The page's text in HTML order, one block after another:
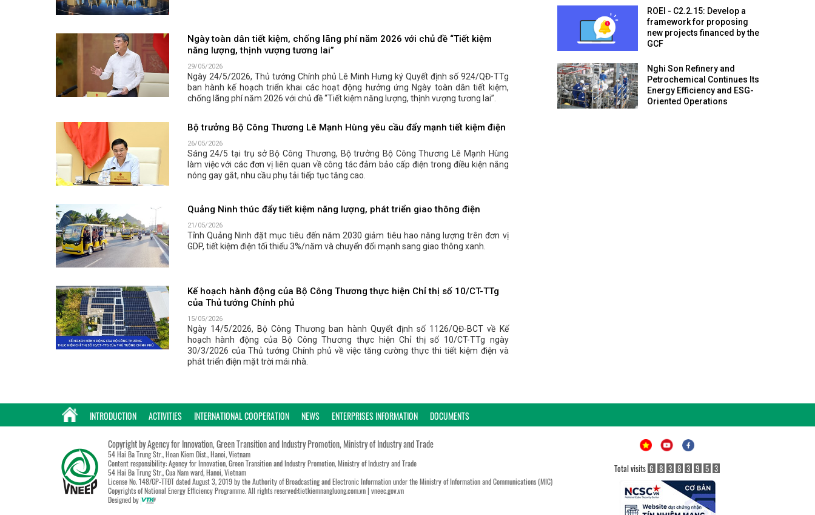
Ngày toàn dân tiết kiệm, chống lãng phí năm 2026 với chủ đề “Tiết kiệm
năng lượng, thịnh vượng tương lai”
29/05/2026
Ngày 24/5/2026, Thủ tướng Chính phủ Lê Minh Hưng ký Quyết định số 924/QĐ-TTg
ban hành kế hoạch triển khai các hoạt động hưởng ứng Ngày toàn dân tiết kiệm,
chống lãng phí năm 2026 với chủ đề “Tiết kiệm năng lượng, thịnh vượng tương lai”.
Bộ trưởng Bộ Công Thương Lê Mạnh Hùng yêu cầu đẩy mạnh tiết kiệm điện
26/05/2026
Sáng 24/5 tại trụ sở Bộ Công Thương, Bộ trưởng Bộ Công Thương Lê Mạnh Hùng
làm việc với các đơn vị liên quan về công tác đảm bảo cấp điện trong điều kiện nắng
nóng gay gắt, nhu cầu phụ tải tiếp tục tăng cao.
Quảng Ninh thúc đẩy tiết kiệm năng lượng, phát triển giao thông điện
21/05/2026
Tỉnh Quảng Ninh đặt mục tiêu đến năm 2030 giảm tiêu hao năng lượng trên đơn vị
GDP, tiết kiệm điện tối thiểu 3%/năm và chuyển đổi mạnh sang giao thông xanh.
Kế hoạch hành động của Bộ Công Thương thực hiện Chỉ thị số 10/CT-TTg
của Thủ tướng Chính phủ
15/05/2026
Ngày 14/5/2026, Bộ Công Thương ban hành Quyết định số 1126/QĐ-BCT về Kế
hoạch hành động của Bộ Công Thương thực hiện Chỉ thị số 10/CT-TTg ngày
30/3/2026 của Thủ tướng Chính phủ về việc tăng cường thực thi tiết kiệm điện và
phát triển điện mặt trời mái nhà.
ROEI - C2.2.15: Develop a
framework for proposing
new projects financed by the
GCF
Nghi Son Refinery and
Petrochemical Continues Its
Energy Efficiency and ESG-
Oriented Operations
INTRODUCTION ACTIVITIES INTERNATIONAL COOPERATION NEWS ENTERPRISES INFORMATION DOCUMENTS
Copyright by Agency for Innovation, Green Transition and Industry Promotion, Ministry of Industry and Trade
54 Hai Ba Trung Str., Hoan Kiem Dist., Hanoi, Vietnam
Content responsibility: Agency for Innovation, Green Transition and Industry Promotion, Ministry of Industry and Trade
54 Hai Ba Trung Str., Cua Nam ward, Hanoi, Vietnam
License No. 148/GP-TTĐT dated August 3, 2019 by the Authority of Broadcasting and Electronic Information under the Ministry of Information and Communications (MIC)
Copyrights of National Energy Efficiency Programme. All rights reserved:tietkiemnangluong.com.vn | vneec.gov.vn
Designed by
Total visits 6 8 3 8 3 9 5 3